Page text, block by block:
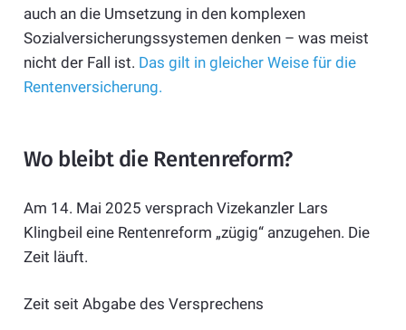
auch an die Umsetzung in den komplexen
Sozialversicherungssystemen denken – was meist
nicht der Fall ist. Das gilt in gleicher Weise für die
Rentenversicherung.
Wo bleibt die Rentenreform?
Am 14. Mai 2025 versprach Vizekanzler Lars
Klingbeil eine Rentenreform „zügig“ anzugehen. Die
Zeit läuft.
Zeit seit Abgabe des Versprechens